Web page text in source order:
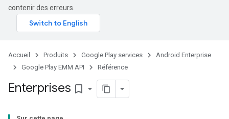
contenir des erreurs.
Accueil Produits Google Play services
Android Enterprise
Google Play EMM API
Référence
Enterprises bookmark_border